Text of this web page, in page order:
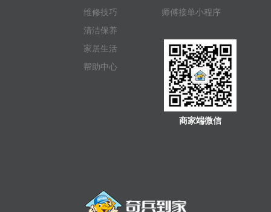
维修技巧
清洁保养
家居生活
帮助中心
师傅接单小程序
商家端微信